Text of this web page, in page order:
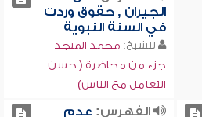
الجيران , حقوق وردت
في السنة النبوية
للشيخ: محمد المنجد
جزء من محاضرة ( حسن
التعامل مع الناس)
الفهرس: عدم